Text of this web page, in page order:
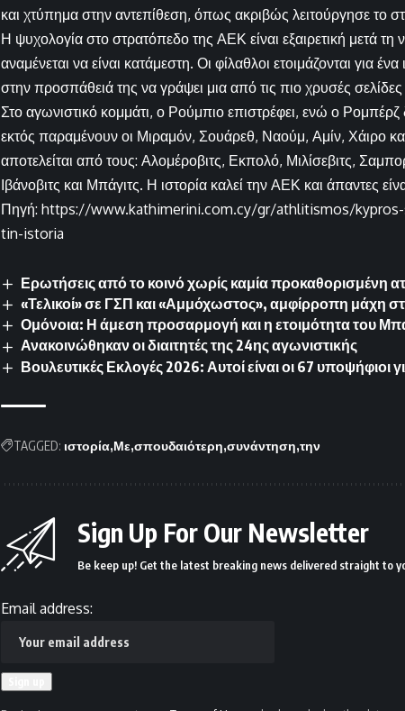
και χτύπημα στην αντεπίθεση, όπως ακριβώς λειτούργησε το
Η ψυχολογία στο στρατόπεδο της ΑΕΚ είναι εξαιρετική μετά
αναμένεται να είναι κατάμεστη. Οι φίλαθλοι ετοιμάζονται για
στην προσπάθειά της να γράψει μια από τις πιο χρυσές
Στο αγωνιστικό κομμάτι, ο Ρούμπιο επιστρέφει, ενώ ο Ρομπέρζ
εκτός παραμένουν οι Μιραμόν, Σουάρεθ, Ναούμ, Αμίν, Χάιρο
αποτελείται από τους: Αλομέροβιτς, Εκπολό, Μιλίσεβιτς,
Ιβάνοβιτς και Μπάγιτς. Η ιστορία καλεί την ΑΕΚ και άπαντες
Πηγή: https://www.kathimerini.com.cy/gr/athlitismos/
tin-istoria
Ερωτήσεις από το κοινό χωρίς καμία προκαθορισμένη
«Τελικοί» σε ΓΣΠ και «Αμμόχωστος», αμφίρροπη μάχη
Ομόνοια: Η άμεση προσαρμογή και η ετοιμότητα του
Ανακοινώθηκαν οι διαιτητές της 24ης αγωνιστικής
Βουλευτικές Εκλογές 2026: Αυτοί είναι οι 67 υποψήφιοι
TAGGED: ιστορία Με σπουδαιότερη συνάντηση την
Sign Up For Our Newsletter
Be keep up! Get the latest breaking news delivered straight to
Email address: